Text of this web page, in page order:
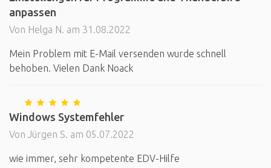
anpassen
Von Helga N. am 31.08.2022
Mein Problem mit E-Mail versenden wurde schnell
behoben. Vielen Dank Noack
Windows Systemfehler
Von Jürgen S. am 05.07.2022
wie immer, sehr kompetente EDV-Hilfe